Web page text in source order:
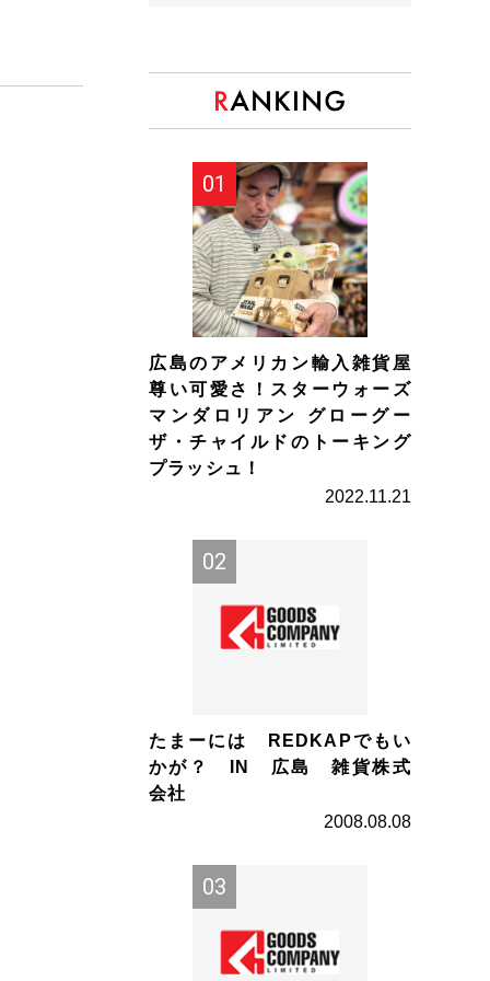
広島のアメリカン輸入雑貨屋
尊い可愛さ！スターウォーズ
マンダロリアン グローグー
ザ・チャイルドのトーキング
プラッシュ！
2022.11.21
たまーには REDKAPでもい
かが？ IN 広島 雑貨株式
会社
2008.08.08